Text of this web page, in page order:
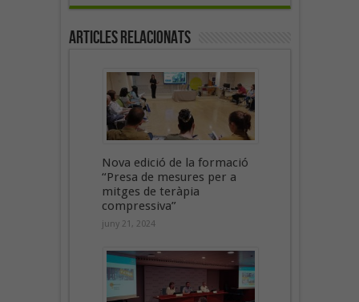
Articles Relacionats
Nova edició de la formació
“Presa de mesures per a
mitges de teràpia
compressiva”
juny 21, 2024